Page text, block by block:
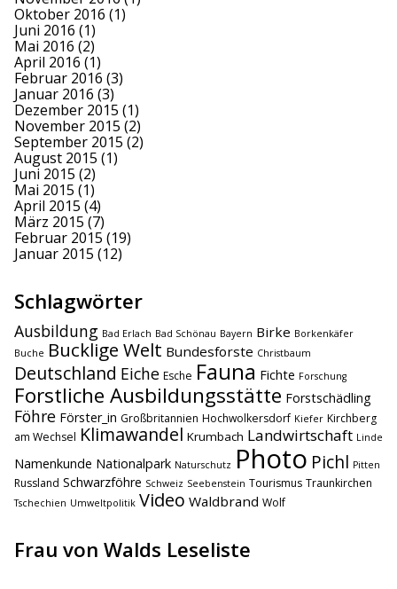
Oktober 2016 (1)
Juni 2016 (1)
Mai 2016 (2)
April 2016 (1)
Februar 2016 (3)
Januar 2016 (3)
Dezember 2015 (1)
November 2015 (2)
September 2015 (2)
August 2015 (1)
Juni 2015 (2)
Mai 2015 (1)
April 2015 (4)
März 2015 (7)
Februar 2015 (19)
Januar 2015 (12)
Schlagwörter
Ausbildung Bad Erlach Bad Schönau Bayern Birke Borkenkäfer
Buche Bucklige Welt Bundesforste Christbaum
Deutschland Eiche Esche Fauna Fichte Forschung
Forstliche Ausbildungsstätte Forstschädling
Föhre Förster_in Großbritannien Hochwolkersdorf Kiefer Kirchberg
am Wechsel Klimawandel Krumbach Landwirtschaft Linde
Namenkunde Nationalpark Naturschutz Photo Pichl Pitten
Russland Schwarzföhre Schweiz Seebenstein Tourismus Traunkirchen
Tschechien Umweltpolitik Video Waldbrand Wolf
Frau von Walds Leseliste